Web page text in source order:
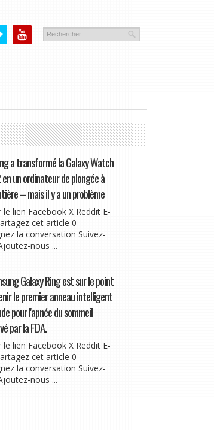
a transformé la Galaxy Watch
un ordinateur de plongée à
– mais il y a un problème
le lien Facebook X Reddit E-
cet article 0
la conversation Suivez-
nous ...
Galaxy Ring est sur le point
le premier anneau intelligent
pour l'apnée du sommeil
par la FDA.
le lien Facebook X Reddit E-
cet article 0
la conversation Suivez-
nous ...